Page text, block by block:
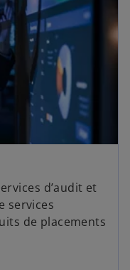
d’audit et
services
de placements